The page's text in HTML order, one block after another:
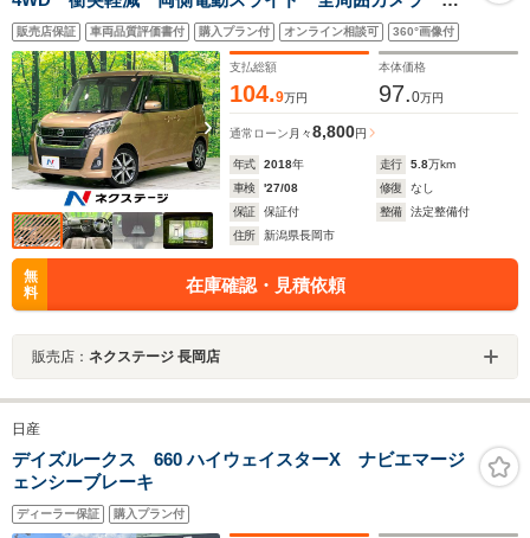
煙車 シートヒーター LEDヘッド オートエアコン
オートライト CDオーディオ AM/FMラジオ スマート
キー 電動格納ミラー 横滑り防止装置
販売店保証 車両品質評価書付 購入プラン付 オンライン相談可 360°画像付
支払総額
104.9万円
本体価格
97.0万円
通常ローン 月々8,800円
年式 2018年 走行 5.8万km
車検
'27/08 修復
なし
保証
保証付 整備
法定整備付
住所
新潟県長岡市
無
料
在庫確認・見積依頼
販売店： ネクステージ 長岡店
日産
デイズルークス 660 ハイウェイスターX ナビエマージ
ェンシーブレーキ
ディーラー保証 購入プラン付